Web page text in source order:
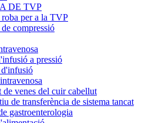
DE TVP
roba per a la TVP
compressió
a pressió
de venes del cuir cabellut
de transferència de sistema tancat
gastroenterologia